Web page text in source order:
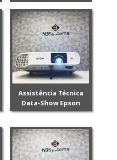
Assistência Técnica
Data-Show Epson